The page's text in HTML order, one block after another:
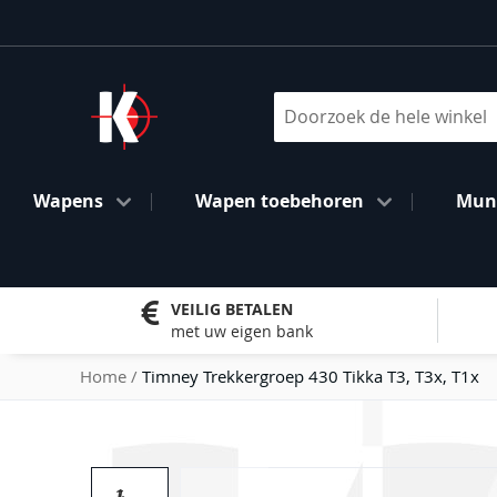
naar
inhoud
Wapens Wapen toebehoren
VEILIG BETALEN
met uw eigen bank
Home Timney Trekkergroep 430 Tikka T3, T3x, T1x